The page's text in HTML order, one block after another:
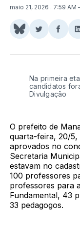
maio 21, 2026 . 7:59 AM
Share
BlueSkyTwitter
Na primeira
candidatos
Divulgação
O prefeito de
quarta-feira, 20/5,
aprovados no
Secretaria
estavam no
100 professores
professores para
Fundamental, 43
33 pedagogos.